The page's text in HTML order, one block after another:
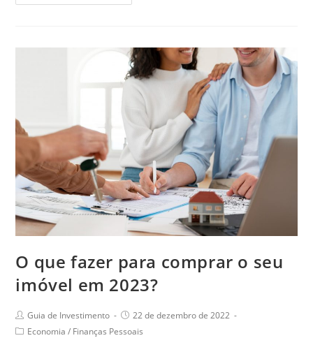
O que fazer para comprar o seu
imóvel em 2023?
Guia de Investimento
22 de dezembro de 2022
Economia / Finanças Pessoais